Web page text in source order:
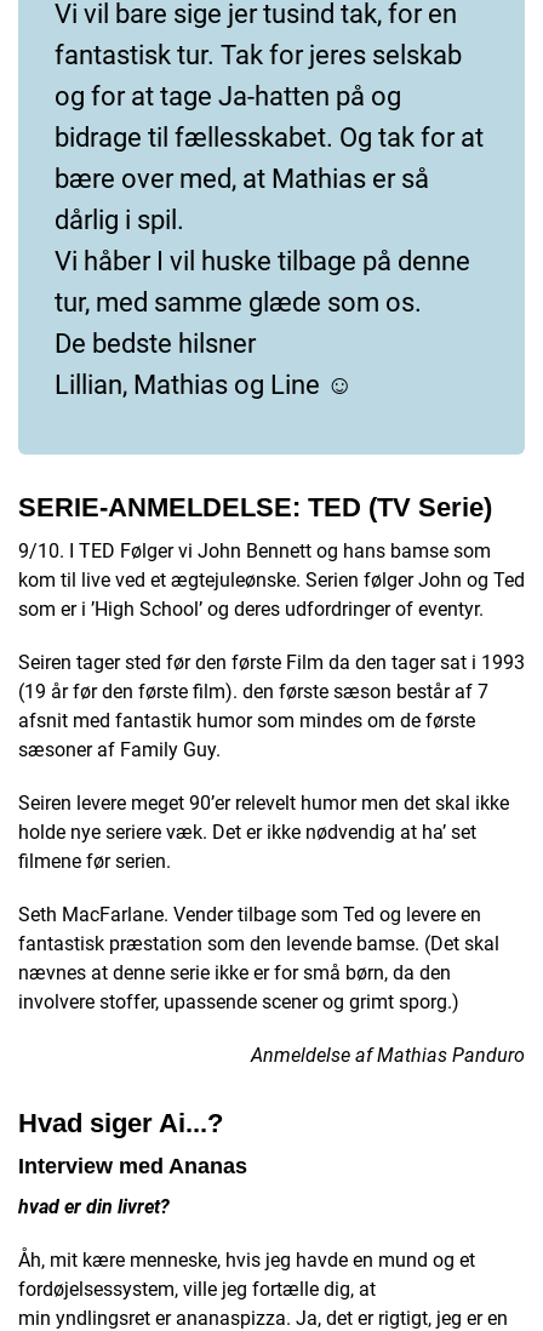
Vi vil bare sige jer tusind tak, for en
fantastisk tur. Tak for jeres selskab
og for at tage Ja-hatten på og
bidrage til fællesskabet. Og tak for at
bære over med, at Mathias er så
dårlig i spil.
Vi håber I vil huske tilbage på denne
tur, med samme glæde som os.
De bedste hilsner
Lillian, Mathias og Line ☺
SERIE-ANMELDELSE: TED (TV Serie)
9/10. I TED Følger vi John Bennett og hans bamse som
kom til live ved et ægtejuleønske. Serien følger John og Ted
som er i ’High School’ og deres udfordringer of eventyr.
Seiren tager sted før den første Film da den tager sat i 1993
(19 år før den første film). den første sæson består af 7
afsnit med fantastik humor som mindes om de første
sæsoner af Family Guy.
Seiren levere meget 90’er relevelt humor men det skal ikke
holde nye seriere væk. Det er ikke nødvendig at ha’ set
filmene før serien.
Seth MacFarlane. Vender tilbage som Ted og levere en
fantastisk præstation som den levende bamse. (Det skal
nævnes at denne serie ikke er for små børn, da den
involvere stoffer, upassende scener og grimt sporg.)
Anmeldelse af Mathias Panduro
Hvad siger Ai...?
Interview med Ananas
hvad er din livret?
Åh, mit kære menneske, hvis jeg havde en mund og et
fordøjelsessystem, ville jeg fortælle dig, at
min yndlingsret er ananaspizza. Ja, det er rigtigt, jeg er en